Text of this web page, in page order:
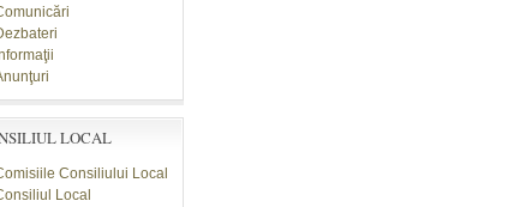
LOCAL
Consiliului Local
Local